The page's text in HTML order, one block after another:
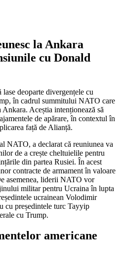
la Ankara
cu Donald
deoparte divergențele cu
în cadrul summitului NATO care
Aceștia intenționează să
de apărare, în contextul în
față de Alianță.
NATO, a declarat că reuniunea va
de a crește cheltuielile pentru
din partea Rusiei. În acest
contracte de armament în valoare
asemenea, liderii NATO vor
militar pentru Ucraina în lupta
ucrainean Volodimir
cu președintele turc Tayyip
cu Trump.
americane